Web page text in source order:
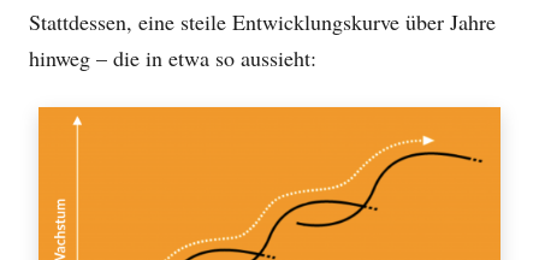
Stattdessen, eine steile Entwicklungskurve über Jahre
hinweg – die in etwa so aussieht: